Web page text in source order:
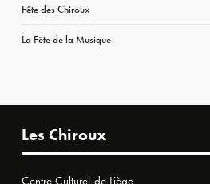
Fête des Chiroux
La Fête de la Musique
Les Chiroux
Centre Culturel de Liège